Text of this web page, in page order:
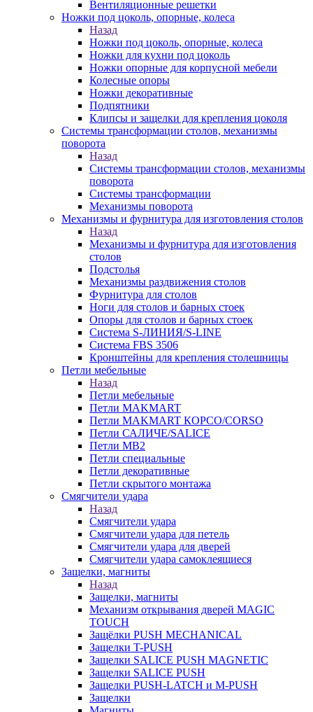
Вентиляционные решетки
Ножки под цоколь, опорные, колеса
Назад
Ножки под цоколь, опорные, колеса
Ножки для кухни под цоколь
Ножки опорные для корпусной мебели
Колесные опоры
Ножки декоративные
Подпятники
Клипсы и защелки для крепления цоколя
Системы трансформации столов, механизмы
поворота
Назад
Системы трансформации столов, механизмы
поворота
Системы трансформации
Механизмы поворота
Механизмы и фурнитура для изготовления столов
Назад
Механизмы и фурнитура для изготовления
столов
Подстолья
Механизмы раздвижения столов
Фурнитура для столов
Ноги для столов и барных стоек
Опоры для столов и барных стоек
Система S-ЛИНИЯ/S-LINE
Система FBS 3506
Кронштейны для крепления столешницы
Петли мебельные
Назад
Петли мебельные
Петли MAKMART
Петли MAKMART КОРСО/CORSO
Петли САЛИЧЕ/SALICE
Петли MB2
Петли специальные
Петли декоративные
Петли скрытого монтажа
Смягчители удара
Назад
Смягчители удара
Смягчители удара для петель
Смягчители удара для дверей
Cмягчители удара самоклеящиеся
Защелки, магниты
Назад
Защелки, магниты
Механизм открывания дверей MAGIC
TOUCH
Защёлки PUSH MECHANICAL
Защелки T-PUSH
Защелки SALICE PUSH MAGNETIC
Защелки SALICE PUSH
Защелки PUSH-LATCH и M-PUSH
Защелки